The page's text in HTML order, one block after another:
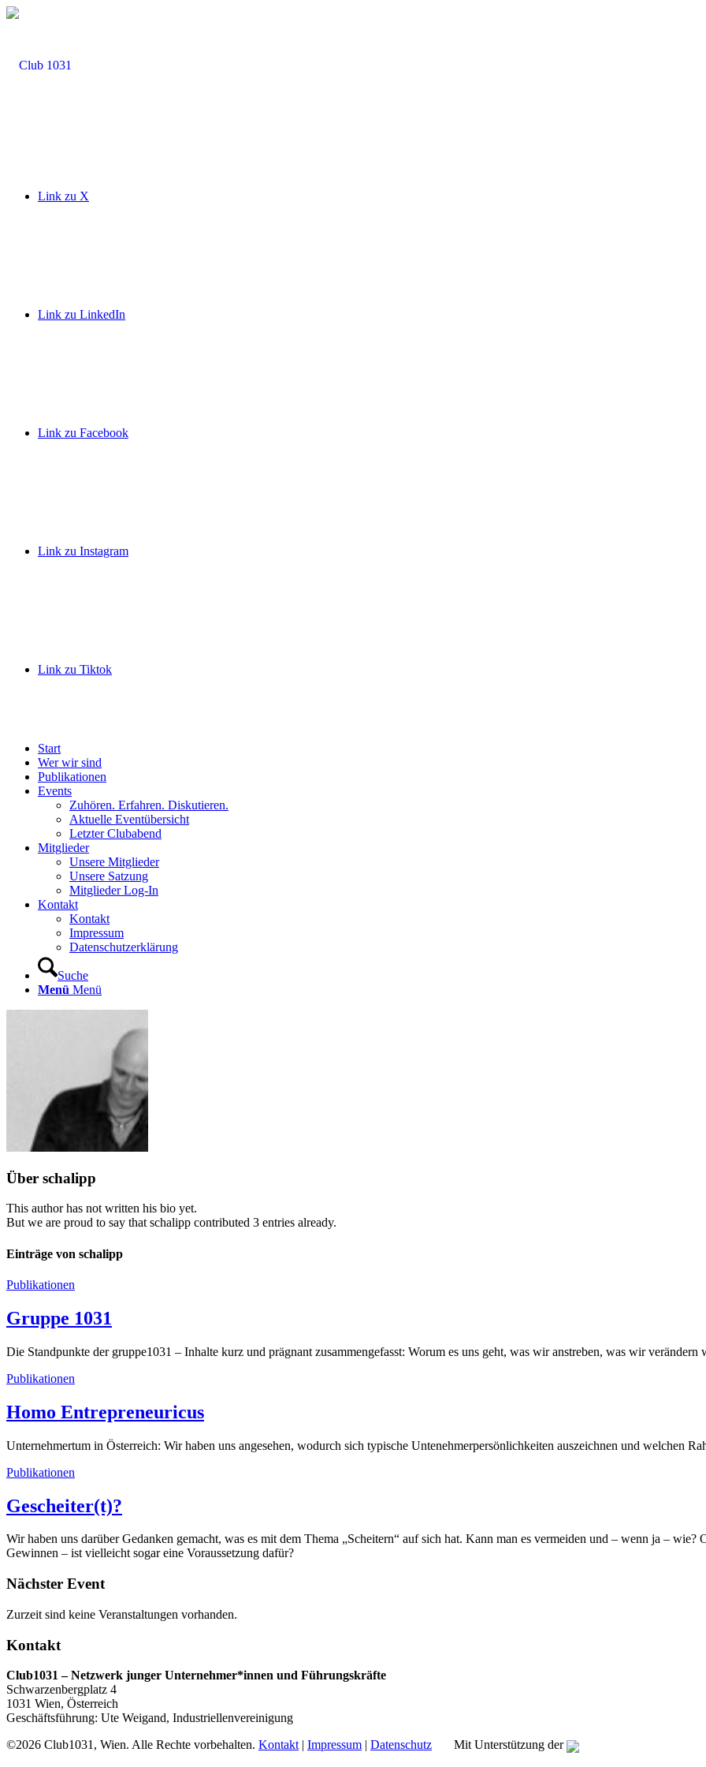
Link zu X
Link zu LinkedIn
Link zu Facebook
Link zu Instagram
Link zu Tiktok
Start
Wer wir sind
Publikationen
Events
Zuhören. Erfahren. Diskutieren.
Aktuelle Eventübersicht
Letzter Clubabend
Mitglieder
Unsere Mitglieder
Unsere Satzung
Mitglieder Log-In
Kontakt
Kontakt
Impressum
Datenschutzerklärung
Suche
Menü Menü
Über schalipp
This author has not written his bio yet.
But we are proud to say thatschalipp contributed 3 entries already.
Einträge von schalipp
Publikationen
Gruppe 1031
Die Standpunkte der gruppe1031 – Inhalte kurz und prägnant zusammengefasst: Worum es uns geht, was wir anstreben, was wir verändern
Publikationen
Homo Entrepreneuricus
Unternehmertum in Österreich: Wir haben uns angesehen, wodurch sich typische Untenehmerpersönlichkeiten auszeichnen und welchen
Publikationen
Gescheiter(t)?
Wir haben uns darüber Gedanken gemacht, was es mit dem Thema „Scheitern“ auf sich hat. Kann man es vermeiden und – wenn ja –
Gewinnen – ist vielleicht sogar eine Voraussetzung dafür?
Nächster Event
Zurzeit sind keine Veranstaltungen vorhanden.
Kontakt
Club1031 – Netzwerk junger Unternehmer*innen und Führungskräfte
Schwarzenbergplatz 4
1031 Wien, Österreich
Geschäftsführung: Ute Weigand, Industriellenvereinigung
©2026 Club1031, Wien. Alle Rechte vorbehalten. Kontakt | Impressum | Datenschutz Mit Unterstützung der